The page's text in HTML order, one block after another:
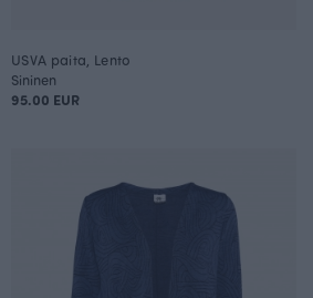
USVA paita, Lento
Sininen
95.00 EUR